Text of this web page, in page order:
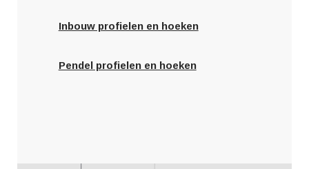
Inbouw profielen en hoeken
Pendel profielen en hoeken